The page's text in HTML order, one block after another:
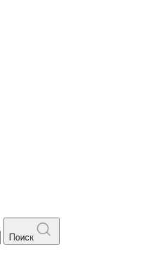
Поиск